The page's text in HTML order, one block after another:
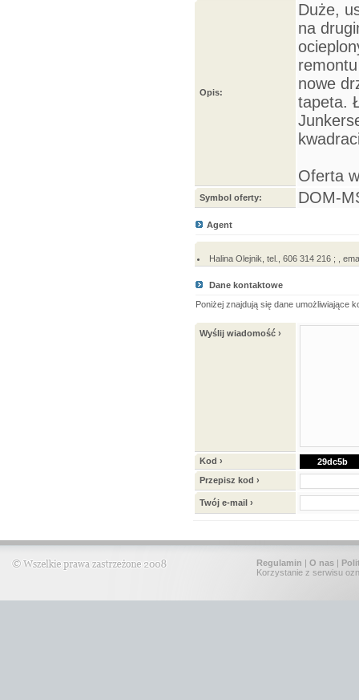
Opis:
Duże,
na
nowe
tapeta.
Oferta
Symbol oferty: DOM-
Agent
Halina Olejnik, tel., 606 314 216 ; ,
Dane kontaktowe
Poniżej znajdują się dane umożliwiające
Wyślij wiadomość ›
Kod ›
29dc5b
Przepisz kod ›
Twój e-mail ›
Regulamin | O nas |
Korzystanie z serwisu